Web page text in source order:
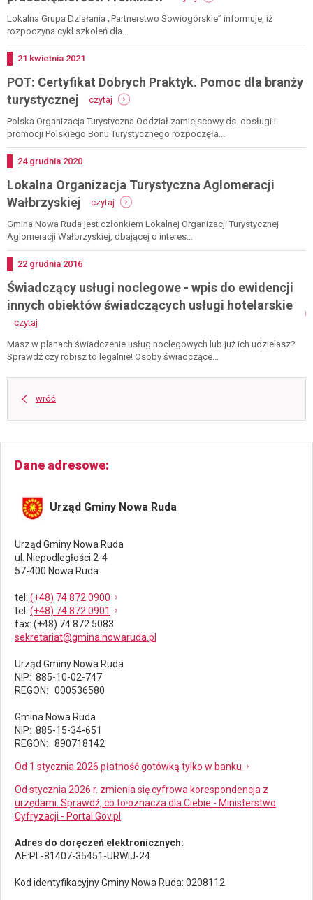
przedsiębiorczości
poprzez
(start
dg)
lgd
partnerstwo
Lokalna Grupa Działania „Partnerstwo Sowiogórskie” informuje, iż
rozpoczyna cykl szkoleń dla...
Dodano
21 kwietnia 2021
POT: Certyfikat Dobrych Praktyk. Pomoc dla branży
turystycznej
czytaj
pot:
certyfikat
dobrych
branży
turystycznej
Polska Organizacja Turystyczna Oddział zamiejscowy ds. obsługi i
promocji Polskiego Bonu Turystycznego rozpoczęła...
Dodano
24 grudnia 2020
Lokalna Organizacja Turystyczna Aglomeracji
Wałbrzyskiej
czytaj
lokalna
organizacja
turystyczna
Gmina Nowa Ruda jest członkiem Lokalnej Organizacji Turystycznej
Aglomeracji Wałbrzyskiej, dbającej o interes...
Dodano
22 grudnia 2016
Świadczący usługi noclegowe - wpis do ewidencji
innych obiektów świadczących usługi hotelarskie
czytaj
usługi
noclegowe
wpis
do
ewidencji
innych
świadczących
hotelarskie
Masz w planach świadczenie usług noclegowych lub już ich udzielasz?
Sprawdź czy robisz to legalnie! Osoby świadczące...
wróć
Dane adresowe
Urząd Gminy Nowa Ruda
Urząd Gminy Nowa Ruda
ul. Niepodległości 2-4
57-400 Nowa Ruda
tel : (+48) 74 872 0900
tel : (+48) 74 872 0901
fax: (+48) 74 872 5083
sekretariat@gmina.nowaruda.pl
Urząd Gminy Nowa Ruda
NIP: 885-10-02-747
REGON: 000536580
Gmina Nowa Ruda
NIP: 885-15-34-651
REGON: 890718142
Od 1 stycznia 2026 płatność gotówką tylko w banku
Od stycznia 2026 r. zmienia się cyfrowa korespondencja z
urzędami. Sprawdź, co to oznacza dla Ciebie - Ministerstwo
Cyfryzacji - Portal Gov.pl
Adres do doręczeń elektronicznych:
AE:PL-81407-35451-URWIJ-24
Kod identyfikacyjny Gminy Nowa Ruda: 0208112